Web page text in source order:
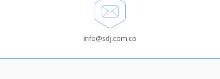
info@sdj.com.co